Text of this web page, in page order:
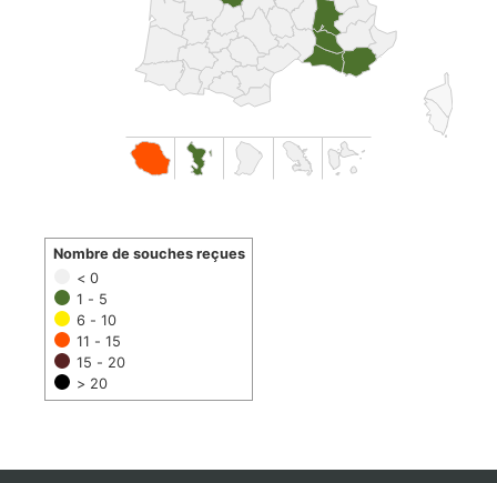
< 0
1 - 5
6 - 10
11 - 15
15 - 20
> 20
Nombre de souches reçues